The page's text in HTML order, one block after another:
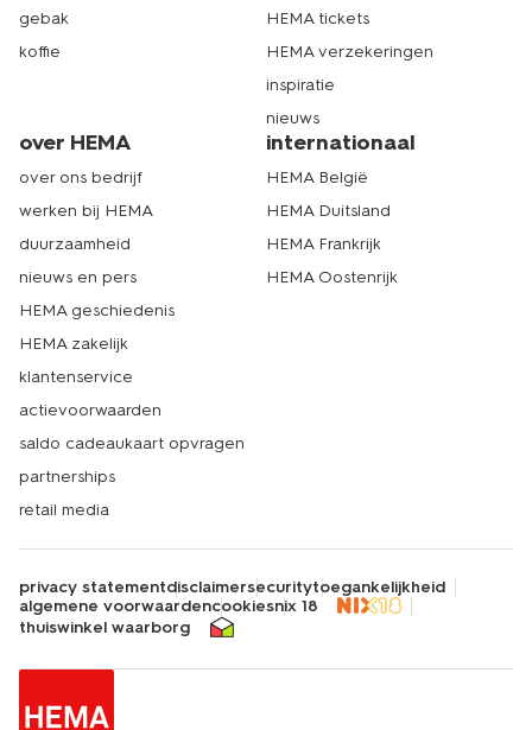
gebak
koffie
HEMA tickets
HEMA verzekeringen
inspiratie
nieuws
over HEMA
over ons bedrijf
werken bij HEMA
duurzaamheid
nieuws en pers
HEMA geschiedenis
HEMA zakelijk
klantenservice
actievoorwaarden
saldo cadeaukaart opvragen
partnerships
retail media
internationaal
HEMA België
HEMA Duitsland
HEMA Frankrijk
HEMA Oostenrijk
privacy statementdisclaimersecuritytoegankelijkheid
algemene voorwaardencookiesnix 18
thuiswinkel waarborg